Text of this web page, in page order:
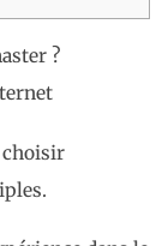
?
choisir